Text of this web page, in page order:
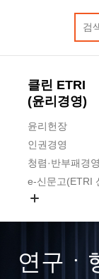
클린 ETRI
(윤리경영)
윤리헌장
인권경영
청렴·반부패경영
e-신문고(ETRI
고객의소리
수의계약 현황
연구ㆍ